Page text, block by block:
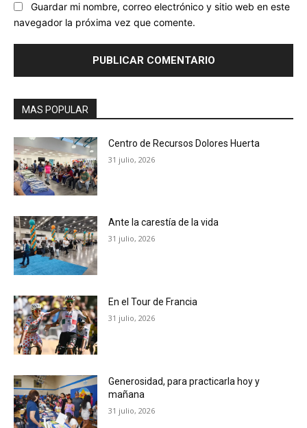
Guardar mi nombre, correo electrónico y sitio web en este
navegador la próxima vez que comente.
MAS POPULAR
Centro de Recursos Dolores Huerta
31 julio, 2026
Ante la carestía de la vida
31 julio, 2026
En el Tour de Francia
31 julio, 2026
Generosidad, para practicarla hoy y
mañana
31 julio, 2026